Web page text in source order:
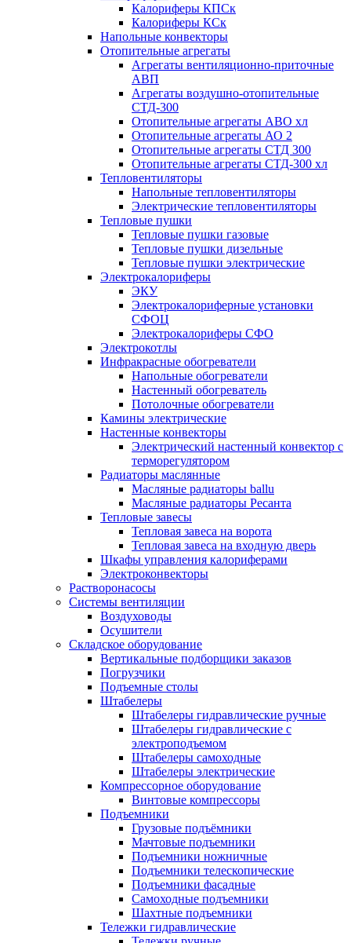
Калориферы КПСк
Калориферы КСк
Напольные конвекторы
Отопительные агрегаты
Агрегаты вентиляционно-приточные
АВП
Агрегаты воздушно-отопительные
СТД-300
Отопительные агрегаты АВО хл
Отопительные агрегаты АО 2
Отопительные агрегаты СТД 300
Отопительные агрегаты СТД-300 хл
Тепловентиляторы
Напольные тепловентиляторы
Электрические тепловентиляторы
Тепловые пушки
Тепловые пушки газовые
Тепловые пушки дизельные
Тепловые пушки электрические
Электрокалориферы
ЭКУ
Электрокалориферные установки
СФОЦ
Электрокалориферы СФО
Электрокотлы
Инфракрасные обогреватели
Напольные обогреватели
Настенный обогреватель
Потолочные обогреватели
Камины электрические
Настенные конвекторы
Электрический настенный конвектор с
терморегулятором
Радиаторы маслянные
Масляные радиаторы ballu
Масляные радиаторы Ресанта
Тепловые завесы
Тепловая завеса на ворота
Тепловая завеса на входную дверь
Шкафы управления калориферами
Электроконвекторы
Растворонасосы
Системы вентиляции
Воздуховоды
Осушители
Складское оборудование
Вертикальные подборщики заказов
Погрузчики
Подъемные столы
Штабелеры
Штабелеры гидравлические ручные
Штабелеры гидравлические с
электроподъемом
Штабелеры самоходные
Штабелеры электрические
Компрессорное оборудование
Винтовые компрессоры
Подъемники
Грузовые подъёмники
Мачтовые подъемники
Подъемники ножничные
Подъемники телескопические
Подъемники фасадные
Самоходные подъемники
Шахтные подъемники
Тележки гидравлические